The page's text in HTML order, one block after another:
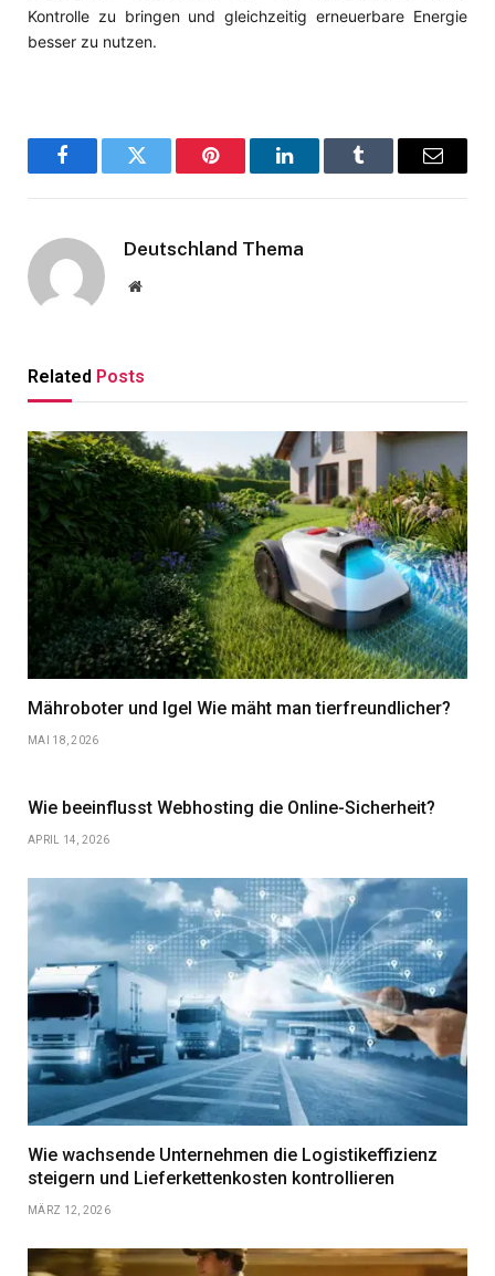
Kontrolle zu bringen und gleichzeitig erneuerbare Energie
besser zu nutzen.
FacebookTwitter Pinterest LinkedInTumblr Email
Deutschland Thema
Website
Related Posts
Mähroboter und Igel Wie mäht man tierfreundlicher?
MAI 18, 2026
Wie beeinflusst Webhosting die Online-Sicherheit?
APRIL 14, 2026
Wie wachsende Unternehmen die Logistikeffizienz
steigern und Lieferkettenkosten kontrollieren
MÄRZ 12, 2026